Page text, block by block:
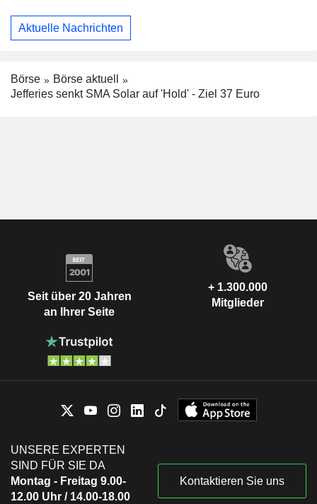
Aktuelle Nachrichten
Börse
Börse aktuell
Jefferies senkt SMA Solar auf 'Hold' - Ziel 37 Euro
Seit über 20 Jahren
an Ihrer Seite
+ 1.300.000
Mitglieder
UNSERE EXPERTEN
SIND FÜR SIE DA
Montag - Freitag 9.00-
12.00 Uhr / 14.00-18.00
Kontaktieren Sie uns